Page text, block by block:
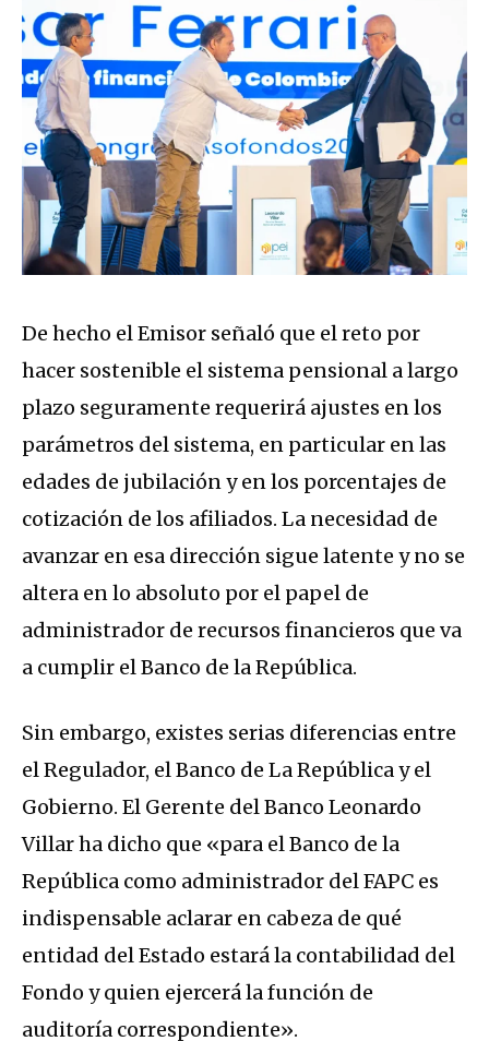
De hecho el Emisor señaló que el reto por
hacer sostenible el sistema pensional a largo
plazo seguramente requerirá ajustes en los
parámetros del sistema, en particular en las
edades de jubilación y en los porcentajes de
cotización de los afiliados. La necesidad de
avanzar en esa dirección sigue latente y no se
altera en lo absoluto por el papel de
administrador de recursos financieros que va
a cumplir el Banco de la República.
Sin embargo, existes serias diferencias entre
el Regulador, el Banco de La República y el
Gobierno. El Gerente del Banco Leonardo
Villar ha dicho que «para el Banco de la
República como administrador del FAPC es
indispensable aclarar en cabeza de qué
entidad del Estado estará la contabilidad del
Fondo y quien ejercerá la función de
auditoría correspondiente».